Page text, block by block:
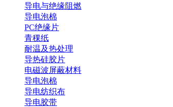
导电与绝缘阻燃
导电泡棉
PC绝缘片
青稞纸
耐温及热处理
导热硅胶片
电磁波屏蔽材料
导电泡棉
导电纺织布
导电胶带